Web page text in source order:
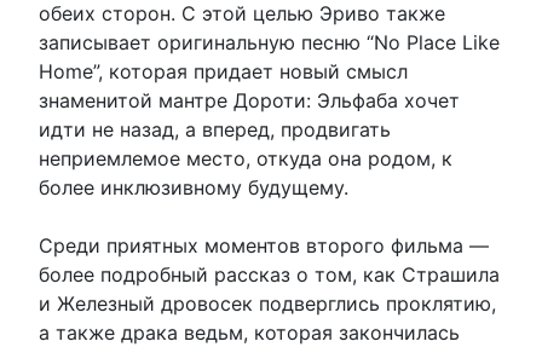
обеих сторон. С этой целью Эриво также
записывает оригинальную песню “No Place Like
Home”, которая придает новый смысл
знаменитой мантре Дороти: Эльфаба хочет
идти не назад, а вперед, продвигать
неприемлемое место, откуда она родом, к
более инклюзивному будущему.
Среди приятных моментов второго фильма —
более подробный рассказ о том, как Страшила
и Железный дровосек подверглись проклятию,
а также драка ведьм, которая закончилась